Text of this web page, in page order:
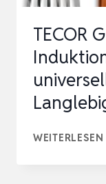
TECOR
WEITERLESEN